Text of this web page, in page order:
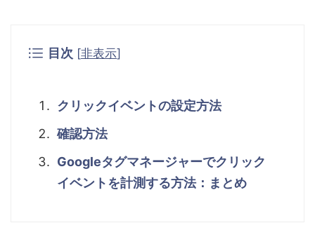
目次 [非表示]
クリックイベントの設定方法
確認方法
Googleタグマネージャーでクリック
イベントを計測する方法：まとめ